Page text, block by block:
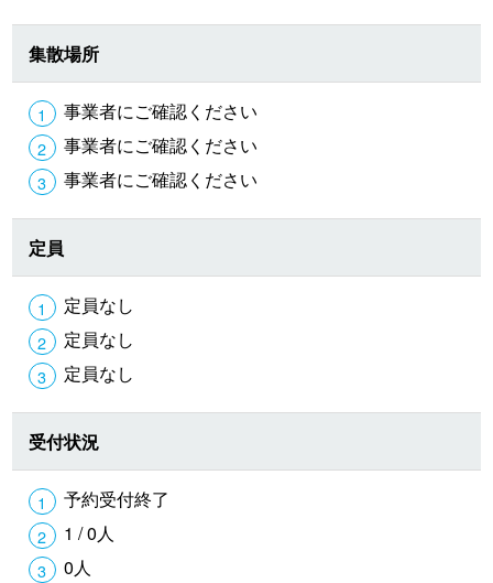
集散場所
事業者にご確認ください
事業者にご確認ください
事業者にご確認ください
定員
定員なし
定員なし
定員なし
受付状況
予約受付終了
1 / 0人
0人